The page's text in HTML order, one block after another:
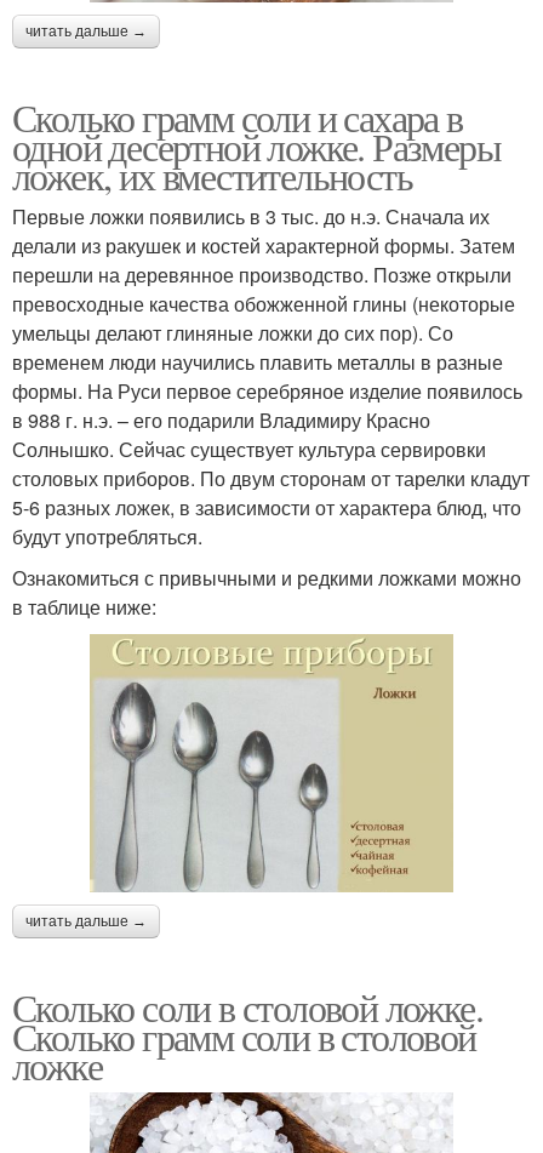
читать дальше →
Сколько грамм соли и сахара в
одной десертной ложке. Размеры
ложек, их вместительность
Первые ложки появились в 3 тыс. до н.э. Сначала их
делали из ракушек и костей характерной формы. Затем
перешли на деревянное производство. Позже открыли
превосходные качества обожженной глины (некоторые
умельцы делают глиняные ложки до сих пор). Со
временем люди научились плавить металлы в разные
формы. На Руси первое серебряное изделие появилось
в 988 г. н.э. – его подарили Владимиру Красно
Солнышко. Сейчас существует культура сервировки
столовых приборов. По двум сторонам от тарелки кладут
5-6 разных ложек, в зависимости от характера блюд, что
будут употребляться.
Ознакомиться с привычными и редкими ложками можно
в таблице ниже:
читать дальше →
Сколько соли в столовой ложке.
Сколько грамм соли в столовой
ложке